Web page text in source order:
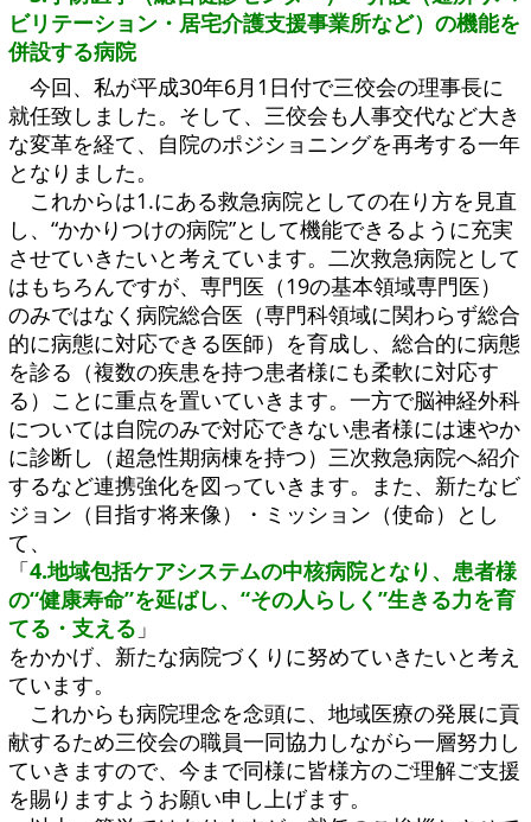
ビリテーション・居宅介護支援事業所など）の機能を
併設する病院
今回、私が平成30年6月1日付で三佼会の理事長に
就任致しました。そして、三佼会も人事交代など大き
な変革を経て、自院のポジショニングを再考する一年
となりました。
これからは1.にある救急病院としての在り方を見直
し、“かかりつけの病院”として機能できるように充実
させていきたいと考えています。二次救急病院として
はもちろんですが、専門医（19の基本領域専門医）
のみではなく病院総合医（専門科領域に関わらず総合
的に病態に対応できる医師）を育成し、総合的に病態
を診る（複数の疾患を持つ患者様にも柔軟に対応す
る）ことに重点を置いていきます。一方で脳神経外科
については自院のみで対応できない患者様には速やか
に診断し（超急性期病棟を持つ）三次救急病院へ紹介
するなど連携強化を図っていきます。また、新たなビ
ジョン（目指す将来像）・ミッション（使命）とし
て、
「4.地域包括ケアシステムの中核病院となり、患者様
の“健康寿命”を延ばし、“その人らしく”生きる力を育
てる・支える 」
をかかげ、新たな病院づくりに努めていきたいと考え
ています。
これからも病院理念を念頭に、地域医療の発展に貢
献するため三佼会の職員一同協力しながら一層努力し
ていきますので、今まで同様に皆様方のご理解ご支援
を賜りますようお願い申し上げます。